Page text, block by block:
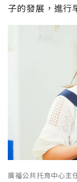
子的發展，進行
廣福公共托育中心主